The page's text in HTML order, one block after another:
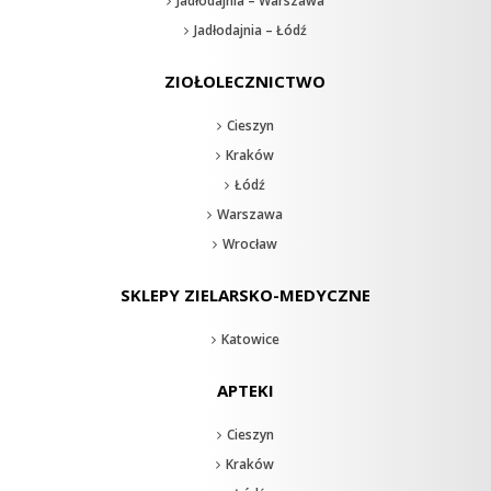
Jadłodajnia – Łódź
ZIOŁOLECZNICTWO
Cieszyn
Kraków
Łódź
Warszawa
Wrocław
SKLEPY ZIELARSKO-MEDYCZNE
Katowice
APTEKI
Cieszyn
Kraków